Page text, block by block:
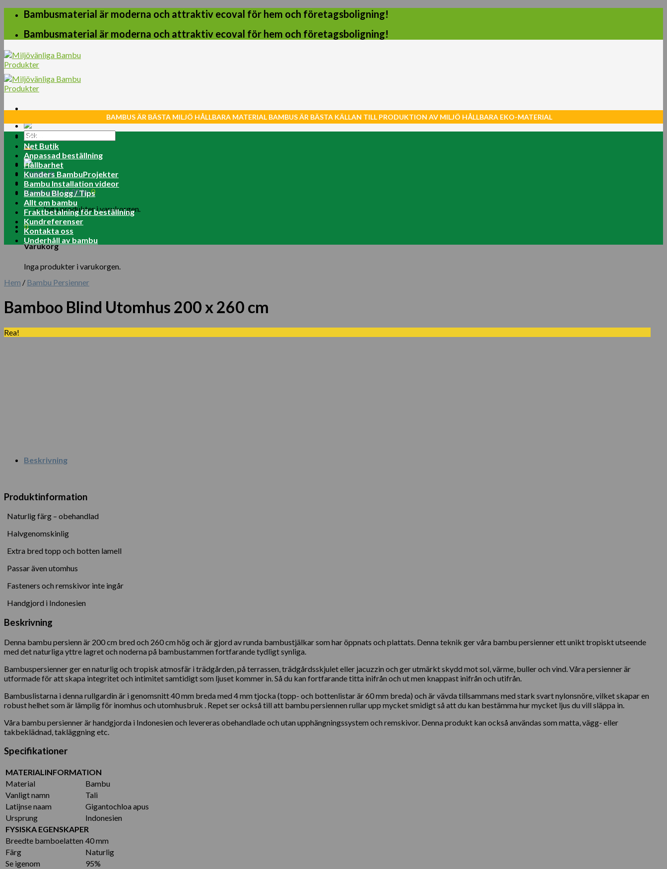
Skip
content
Bambusmaterial är moderna och attraktiv ecoval för hem och företagsboligning!
Bambusmaterial är moderna och attraktiv ecoval för hem och företagsboligning!
Sök
efter:
Logga in
Varukorg /0.00kr 0
Inga produkter i varukorgen.
0
Varukorg
Inga produkter i varukorgen.
BAMBUS ÄR BÄSTA MILJÖ HÅLLBARA MATERIAL BAMBUS ÄR BÄSTA KÄLLAN TILL PRODUKTION AV MILJÖ HÅLLBARA EKO-MATERIAL
Home
Net Butik
Anpassad beställning
Hållbarhet
Kunders BambuProjekter
Bambu Installation videor
Bambu Blogg / Tips
Allt om bambu
Fraktbetalning för beställning
Kundreferenser
Kontakta oss
Underhåll av bambu
Hem / Bambu Persienner
Bamboo Blind Utomhus 200 x 260 cm
Rea!
Beskrivning
Produktinformation
Naturlig färg – obehandlad
Halvgenomskinlig
Extra bred topp och botten lamell
Passar även utomhus
Fasteners och remskivor inte ingår
Handgjord i Indonesien
Beskrivning
Denna bambu persienn är 200 cm bred och 260 cm hög och är gjord av runda bambustjälkar som har öppnats och plattats. Denna teknik ger våra bambu persienner ett unikt tropiskt utseende
med det naturliga yttre lagret och noderna på bambustammen fortfarande tydligt synliga.
Bambuspersienner ger en naturlig och tropisk atmosfär i trädgården, på terrassen, trädgårdsskjulet eller jacuzzin och ger utmärkt skydd mot sol, värme, buller och vind. Våra persienner är
utformade för att skapa integritet och intimitet samtidigt som ljuset kommer in. Så du kan fortfarande titta inifrån och ut men knappast inifrån och utifrån.
Bambuslistarna i denna rullgardin är i genomsnitt 40 mm breda med 4 mm tjocka (topp- och bottenlistar är 60 mm breda) och är vävda tillsammans med stark svart nylonsnöre, vilket skapar en
robust helhet som är lämplig för inomhus och utomhusbruk . Repet ser också till att bambu persiennen rullar upp mycket smidigt så att du kan bestämma hur mycket ljus du vill släppa in.
Våra bambu persienner är handgjorda i Indonesien och levereras obehandlade och utan upphängningssystem och remskivor. Denna produkt kan också användas som matta, vägg- eller
takbeklädnad, takläggning etc.
Specifikationer
MATERIALINFORMATION
Material
Bambu
Vanligt namn
Tali
Latijnse naam
Gigantochloa apus
Ursprung
Indonesien
FYSISKA EGENSKAPER
Breedte bamboelatten 40 mm
Färg
Naturlig
Se igenom
95%